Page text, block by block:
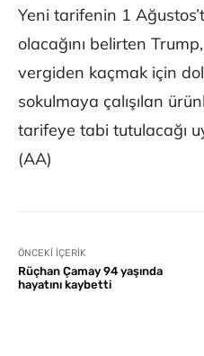
Yeni tarifenin 1
olacağını belirten
vergiden kaçmak için
sokulmaya çalışılan
tarifeye tabi tutulacağı
(AA)
ÖNCEKI İÇERIK
Rüçhan Çamay 94 yaşında
hayatını kaybetti